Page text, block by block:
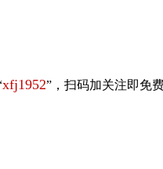
xfj1952”，扫码加关注即免